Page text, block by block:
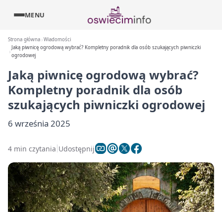
MENU
Strona główna Wiadomości
Jaką piwnicę ogrodową wybrać? Kompletny poradnik dla osób szukających piwniczki
ogrodowej
Jaką piwnicę ogrodową wybrać?
Kompletny poradnik dla osób
szukających piwniczki ogrodowej
6 września 2025
4 min czytania Udostępnij